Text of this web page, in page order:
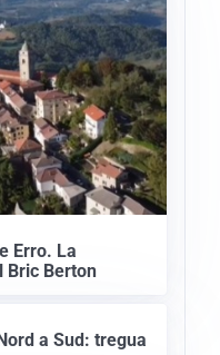
Erro. La
Bric Berton
a Sud: tregua